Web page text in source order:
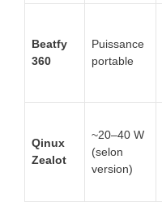
Beatfy
360
Puissance
portable
Qinux
Zealot
~20–40 W
(selon
version)